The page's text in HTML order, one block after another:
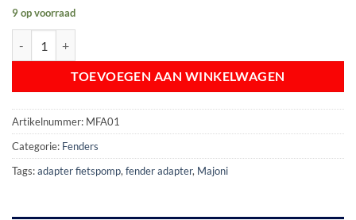
9 op voorraad
TOEVOEGEN AAN WINKELWAGEN
Artikelnummer: MFA01
Categorie: Fenders
Tags:adapter fietspomp, fender adapter, Majoni